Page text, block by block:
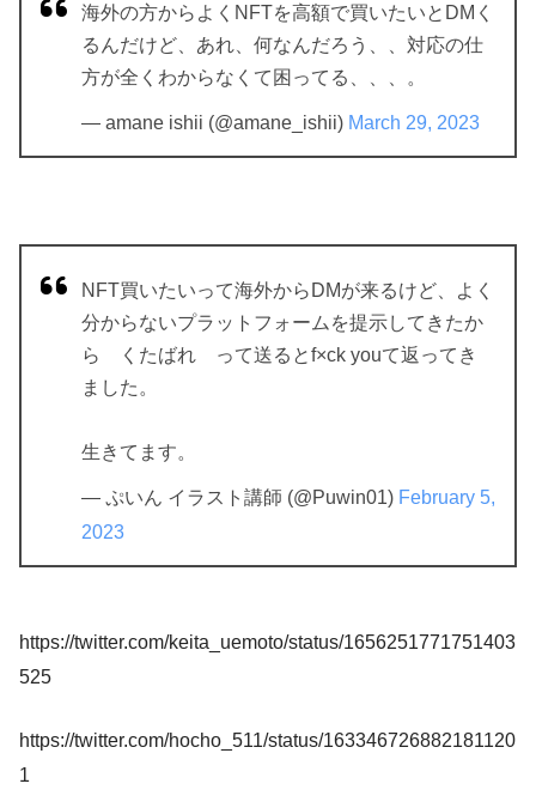
海外の方からよくNFTを高額で買いたいとDMく
るんだけど、あれ、何なんだろう、、対応の仕
方が全くわからなくて困ってる、、、。
— amane ishii (@amane_ishii) March 29, 2023
NFT買いたいって海外からDMが来るけど、よく
分からないプラットフォームを提示してきたか
ら くたばれ って送るとf×ck youて返ってき
ました。
生きてます。
— ぷいん イラスト講師 (@Puwin01) February 5,
2023
https://twitter.com/keita_uemoto/status/1656251771751403
525
https://twitter.com/hocho_511/status/163346726882181120
1